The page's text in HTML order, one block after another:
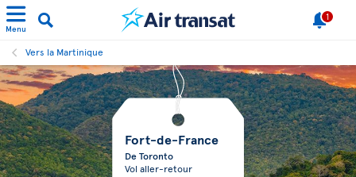
Menu
1
Vers la Martinique
Fort-de-France
De Toronto
Vol aller-retour